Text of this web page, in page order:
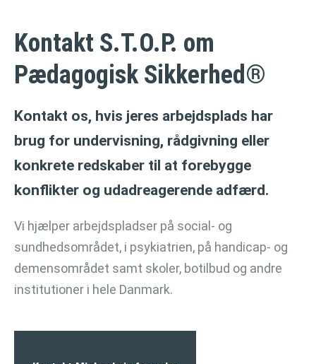
Kontakt S.T.O.P. om
Pædagogisk Sikkerhed®
Kontakt os, hvis jeres arbejdsplads har
brug for undervisning, rådgivning eller
konkrete redskaber til at forebygge
konflikter og udadreagerende adfærd.
Vi hjælper arbejdspladser på social- og
sundhedsområdet, i psykiatrien, på handicap- og
demensområdet samt skoler, botilbud og andre
institutioner i hele Danmark.